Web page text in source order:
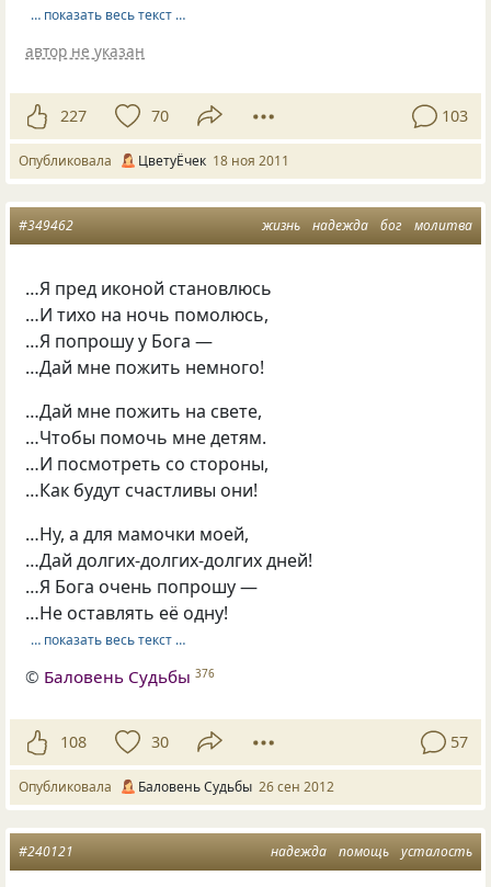
… показать весь текст …
автор не указан
227 70 103
Опубликовала ЦветуЁчек 18 ноя 2011
жизнь надежда бог молитва
#349462
…Я пред иконой становлюсь
…И тихо на ночь помолюсь,
…Я попрошу у Бога —
…Дай мне пожить немного!
…Дай мне пожить на свете,
…Чтобы помочь мне детям.
…И посмотреть со стороны,
…Как будут счастливы они!
…Ну, а для мамочки моей,
…Дай долгих-долгих-долгих дней!
…Я Бога очень попрошу —
…Не оставлять её одну!
… показать весь текст …
© Баловень Судьбы 376
108 30 57
Опубликовала Баловень Судьбы 26 сен 2012
надежда помощь усталость
#240121